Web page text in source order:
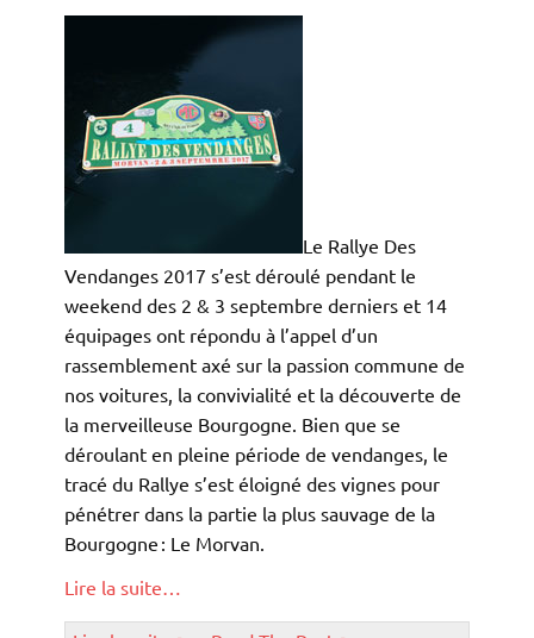
Le Rallye Des
Vendanges 2017 s’est déroulé pendant le
weekend des 2 & 3 septembre derniers et 14
équipages ont répondu à l’appel d’un
rassemblement axé sur la passion commune de
nos voitures, la convivialité et la découverte de
la merveilleuse Bourgogne. Bien que se
déroulant en pleine période de vendanges, le
tracé du Rallye s’est éloigné des vignes pour
pénétrer dans la partie la plus sauvage de la
Bourgogne : Le Morvan.
Lire la suite…